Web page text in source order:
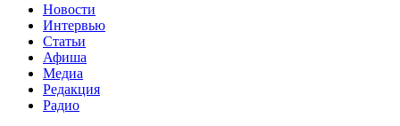
Новости
Интервью
Статьи
Афиша
Медиа
Редакция
Радио